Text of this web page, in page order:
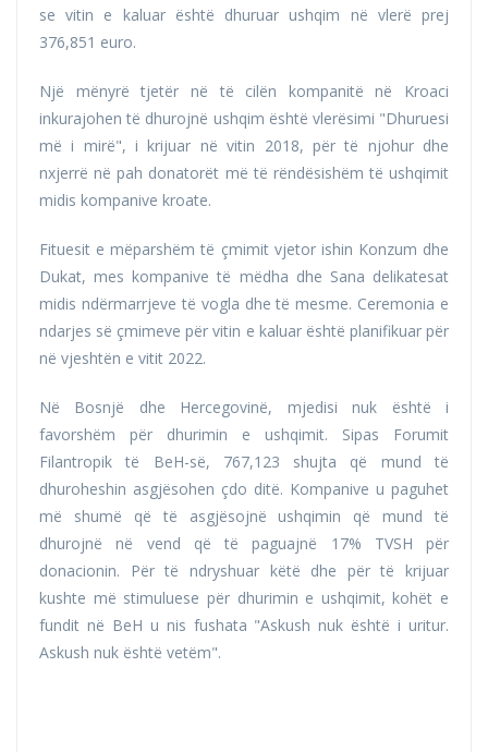
se vitin e kaluar është dhuruar ushqim në vlerë prej
376,851 euro.
Një mënyrë tjetër në të cilën kompanitë në Kroaci
inkurajohen të dhurojnë ushqim është vlerësimi "Dhuruesi
më i mirë", i krijuar në vitin 2018, për të njohur dhe
nxjerrë në pah donatorët më të rëndësishëm të ushqimit
midis kompanive kroate.
Fituesit e mëparshëm të çmimit vjetor ishin Konzum dhe
Dukat, mes kompanive të mëdha dhe Sana delikatesat
midis ndërmarrjeve të vogla dhe të mesme. Ceremonia e
ndarjes së çmimeve për vitin e kaluar është planifikuar për
në vjeshtën e vitit 2022.
Në Bosnjë dhe Hercegovinë, mjedisi nuk është i
favorshëm për dhurimin e ushqimit. Sipas Forumit
Filantropik të BeH-së, 767,123 shujta që mund të
dhuroheshin asgjësohen çdo ditë. Kompanive u paguhet
më shumë që të asgjësojnë ushqimin që mund të
dhurojnë në vend që të paguajnë 17% TVSH për
donacionin. Për të ndryshuar këtë dhe për të krijuar
kushte më stimuluese për dhurimin e ushqimit, kohët e
fundit në BeH u nis fushata "Askush nuk është i uritur.
Askush nuk është vetëm".